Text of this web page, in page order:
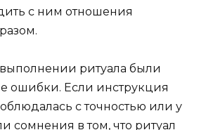
с ним отношения
ритуала были
ошибки. Если инструкция
с точностью или у
сомнения в том, что ритуал